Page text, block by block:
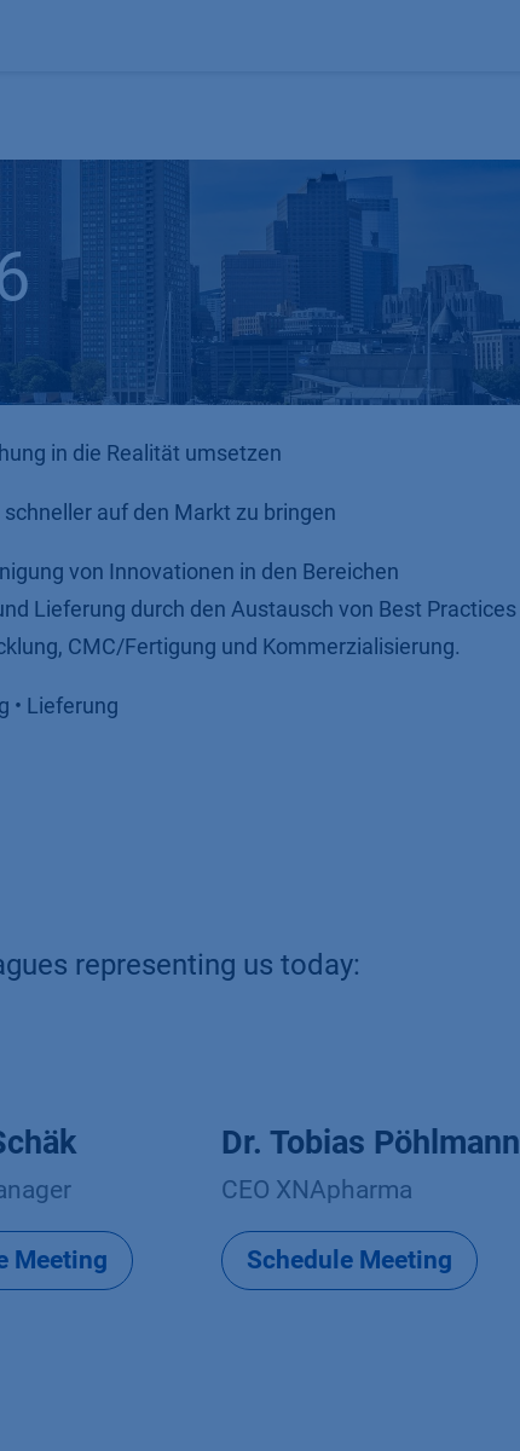
in die Realität umsetzen
auf den Markt zu bringen
von Innovationen in den Bereichen
Lieferung durch den Austausch von Best Practices
CMC/Fertigung und Kommerzialisierung.
• Lieferung
representing us today:
Meeting
Dr. Tobias Pöhlmann
CEO XNApharma
Schedule Meeting